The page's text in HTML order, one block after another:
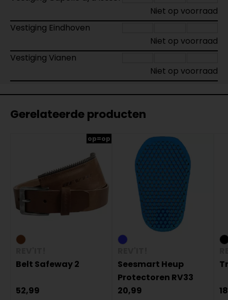
Niet op voorraad
Vestiging Eindhoven
Niet op voorraad
Vestiging Vianen
Niet op voorraad
Gerelateerde producten
op=op
Belt Safeway 2
52,99
Seesmart Heup
Protectoren RV33
20,99